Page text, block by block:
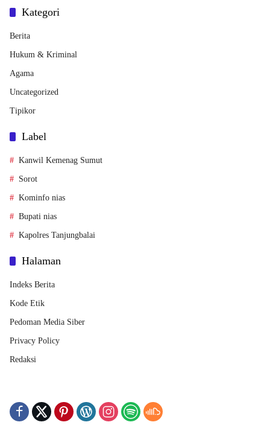
Kategori
Berita
Hukum & Kriminal
Agama
Uncategorized
Tipikor
Label
Kanwil Kemenag Sumut
Sorot
Kominfo nias
Bupati nias
Kapolres Tanjungbalai
Halaman
Indeks Berita
Kode Etik
Pedoman Media Siber
Privacy Policy
Redaksi